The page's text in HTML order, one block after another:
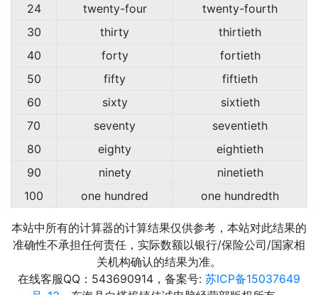
24
twenty-four
twenty-fourth
30
thirty
thirtieth
40
forty
fortieth
50
fifty
fiftieth
60
sixty
sixtieth
70
seventy
seventieth
80
eighty
eightieth
90
ninety
ninetieth
100
one hundred one hundredth
本站中所有的计算器的计算结果仅供参考，本站对此结果的
准确性不承担任何责任，实际数额以银行/保险公司/国家相
关机构确认的结果为准。
在线客服QQ：543690914，备案号: 苏ICP备15037649